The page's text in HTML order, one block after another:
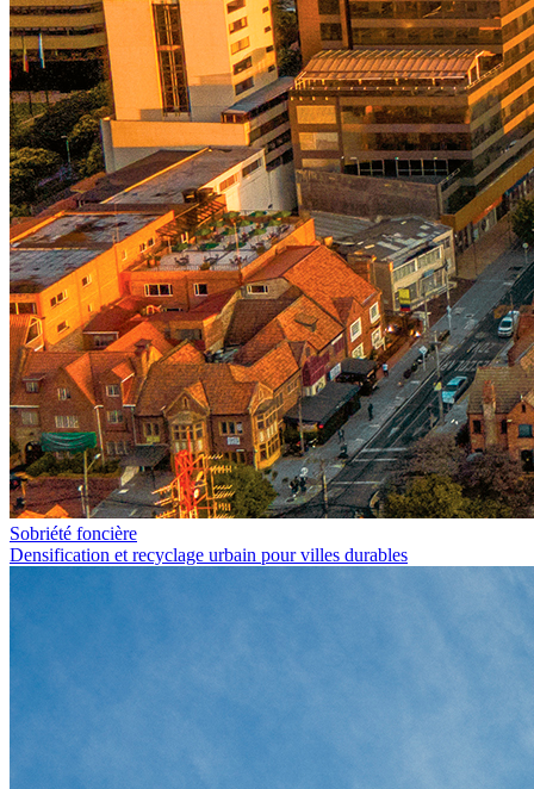
Sobriété foncière
Densification et recyclage urbain pour villes durables